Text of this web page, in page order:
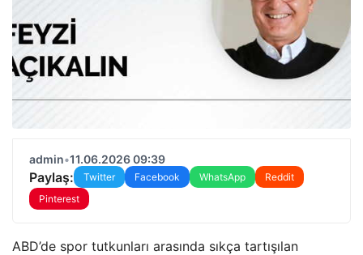
admin•11.06.2026 09:39
Paylaş: Twitter Facebook WhatsApp
Reddit
Pinterest
ABD’de spor tutkunları arasında sıkça tartışılan